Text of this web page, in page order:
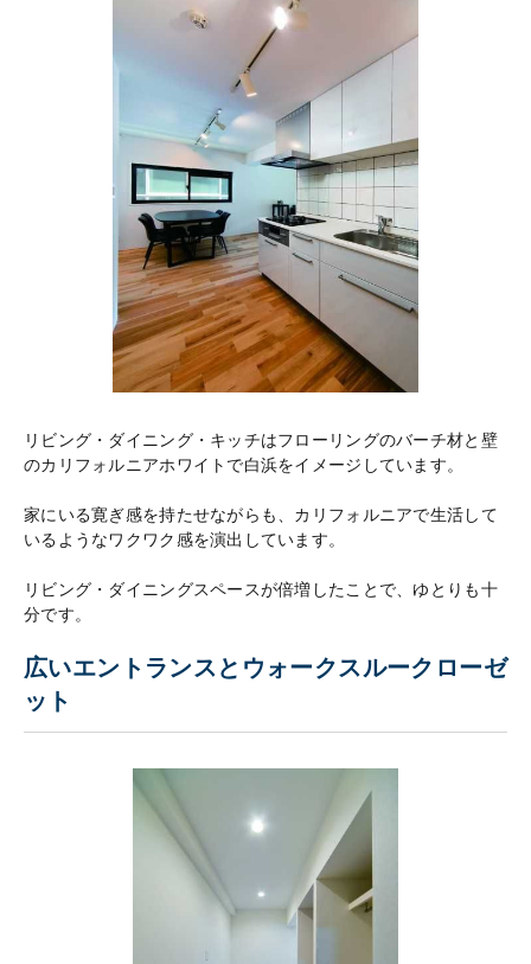
リビング・ダイニング・キッチはフローリングのバーチ材と壁
のカリフォルニアホワイトで白浜をイメージしています。
家にいる寛ぎ感を持たせながらも、カリフォルニアで生活して
いるようなワクワク感を演出しています。
リビング・ダイニングスペースが倍増したことで、ゆとりも十
分です。
広いエントランスとウォークスルークローゼ
ット